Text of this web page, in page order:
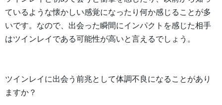
ているような懐かしい感覚になったり何か感じることが多
いです。なので、出会った瞬間にインパクトを感じた相手
はツインレイである可能性が高いと言えるでしょう。
ツインレイに出会う前兆として体調不良になることがあり
ますか？